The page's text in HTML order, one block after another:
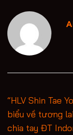
“HLV Shin Tae
biểu về tương
chia tay ĐT